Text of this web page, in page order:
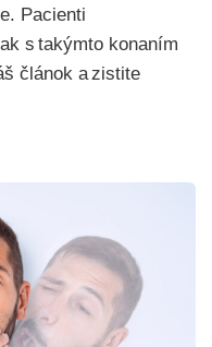
Pacienti
s takýmto konaním
článok a zistite